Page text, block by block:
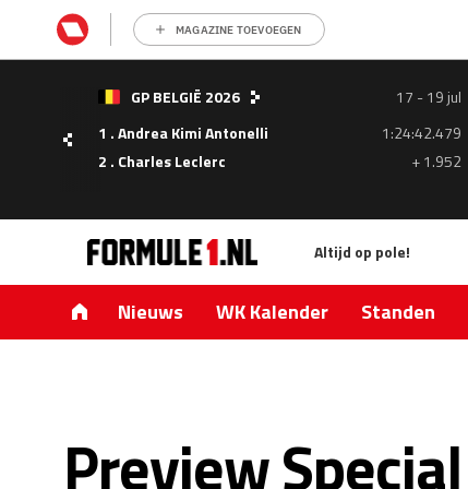
MAGAZINE TOEVOEGEN
GP BELGIË 2026
17 - 19 jul
1 . Andrea Kimi Antonelli
1:24:42.479
2 . Charles Leclerc
+ 1.952
Altijd op pole!
Nieuws WK Kalender Standen
Preview Special